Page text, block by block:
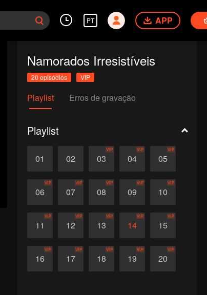
PT APP
Namorados Irresistíveis
20 episódios VIP
Playlist Erros de gravação
Playlist
01 02 03
VIP
04
VIP
05
VIP
06
VIP
07
VIP
08
VIP
09
VIP
10
VIP
11
VIP
12
VIP
13
VIP
14
VIP
15
VIP
16
VIP
17
VIP
18
VIP
19
VIP
20
VIP